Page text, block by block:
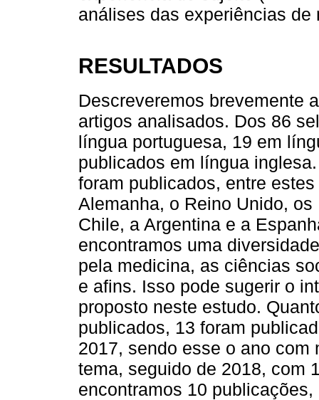
análises das experiências de
RESULTADOS
Descreveremos brevemente
artigos analisados. Dos 86
língua portuguesa, 19 em
publicados em língua
foram publicados, entre
Alemanha, o Reino Unido,
Chile, a Argentina e a
encontramos uma
pela medicina, as ciências
e afins. Isso pode sugerir o
proposto neste estudo.
publicados, 13 foram
2017, sendo esse o ano
tema, seguido de 2018, com
encontramos 10